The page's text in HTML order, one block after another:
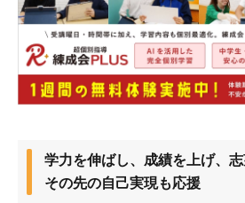
学力を伸ばし、成績を上げ、
その先の自己実現も応援